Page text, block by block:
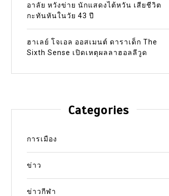
อาลัย หวังข่าย นักแสดงไต้หวัน เสียชีวิต
กะทันหันในวัย 43 ปี
ฮาเลย์ โจเอล ออสเมนต์ ดาราเด็ก The
Sixth Sense เปิดเหตุผลลาฮอลลีวูด
Categories
การเมือง
ข่าว
ข่าวกีฬา